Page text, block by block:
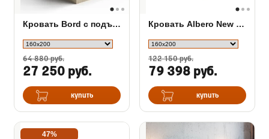
Кровать Bord с подъемным механизмом
64 880 руб.
27 250 руб.
купить
Кровать Albero New с подъемным механизмом
122 150 руб.
79 398 руб.
купить
47%